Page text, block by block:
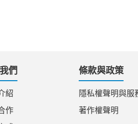
們
紹
作
條款與政策
隱私權聲明與服
著作權聲明